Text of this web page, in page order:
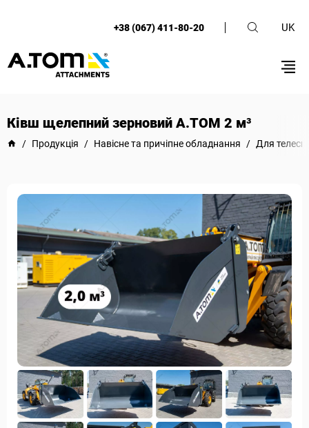
+38 (067) 411-80-20 UK
Ківш щелепний зерновий А.ТОМ 2 м³
/ Продукція / Навісне та причіпне обладнання / Для